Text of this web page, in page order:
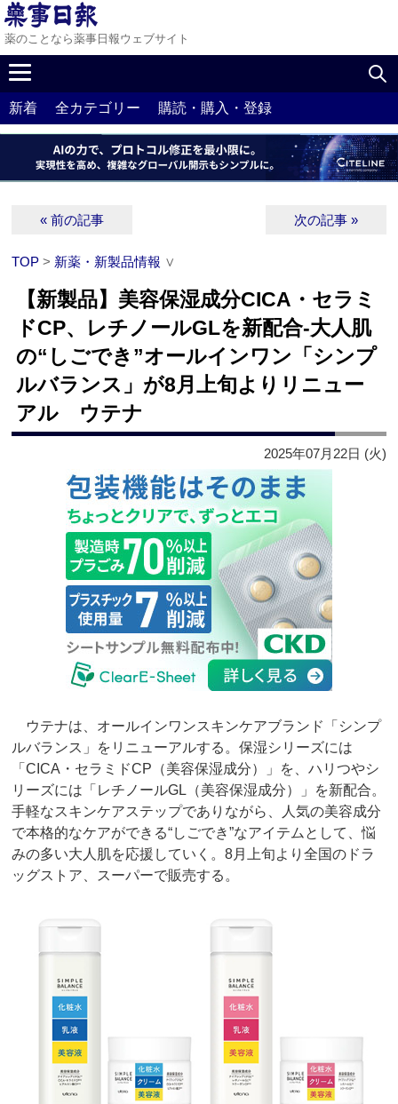
薬のことなら薬事日報ウェブサイト
新着 全カテゴリー 購読・購入・登録
« 前の記事 次の記事 »
TOP > 新薬・新製品情報 ∨
【新製品】美容保湿成分CICA・セラミ
ドCP、レチノールGLを新配合‐大人肌
の“しごでき”オールインワン「シンプ
ルバランス」が8月上旬よりリニュー
アル ウテナ
2025年07月22日 (火)
ウテナは、オールインワンスキンケアブランド「シンプ
ルバランス」をリニューアルする。保湿シリーズには
「CICA・セラミドCP（美容保湿成分）」を、ハリつやシ
リーズには「レチノールGL（美容保湿成分）」を新配合。
手軽なスキンケアステップでありながら、人気の美容成分
で本格的なケアができる“しごでき”なアイテムとして、悩
みの多い大人肌を応援していく。8月上旬より全国のドラ
ッグストア、スーパーで販売する。